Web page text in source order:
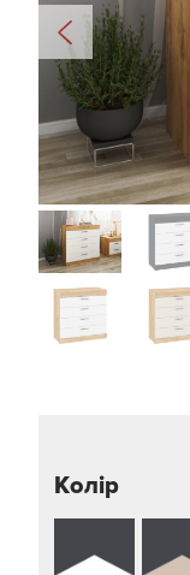
Колір